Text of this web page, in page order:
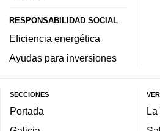
RESPONSABILIDAD SOCIAL
Eficiencia energética
Ayudas para inversiones
SECCIONES
Portada
La